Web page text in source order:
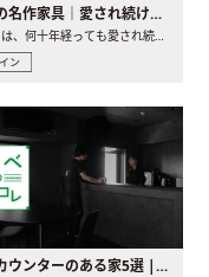
世界の名作家具｜愛され続ける理由と一生モノとの出会い方
家具には、何十年経っても愛され続ける「名作」と呼ばれるもの..
ン
バーカウンターのある家5選 | 日常に馴染む“距離の近い”キッチンとは